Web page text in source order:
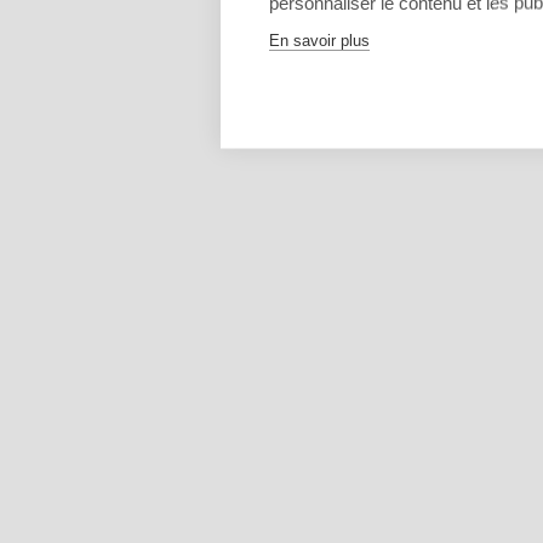
En savoir plus